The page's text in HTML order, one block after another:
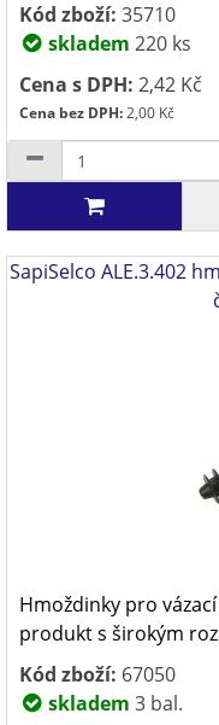
Kód zboží: 35710
skladem 220 ks
Cena s DPH: 2,42 Kč
Cena bez DPH:2,00 Kč
SapiSelco ALE.3.402
Hmoždinky pro
produkt s širokým
Kód zboží: 67050
skladem 3 bal.